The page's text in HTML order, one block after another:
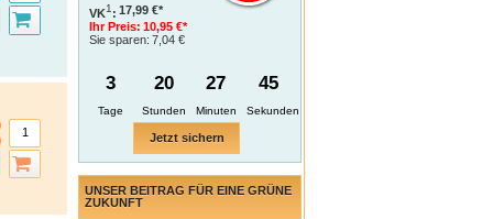
VK1 : 17,99 €*
Ihr Preis: 10,95 €*
Sie sparen: 7,04 €
3
Tage
20 27 44
Jetzt sichern
UNSER BEITRAG FÜR EINE GRÜNE
ZUKUNFT